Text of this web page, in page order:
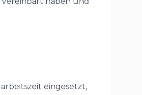
eingesetzt,